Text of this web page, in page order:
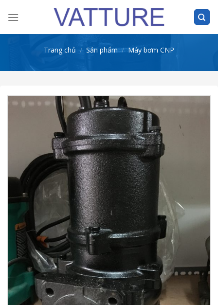
Trang chủ / Sản phẩm / Máy bơm CNP